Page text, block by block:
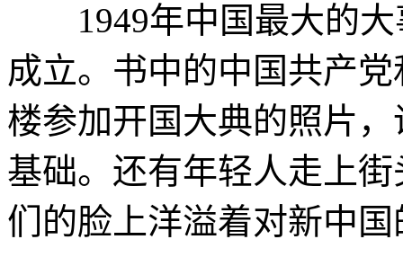
1949年中国最大的大
成立。书中的中国共产
楼参加开国大典的照片
基础。还有年轻人走上
们的脸上洋溢着对新中